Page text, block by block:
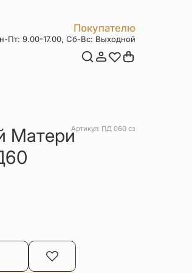
Покупателю
Акции
Пт: 9.00-17.00, Сб-Вс: Выходной
МатериАртикул: ПД 060 сз